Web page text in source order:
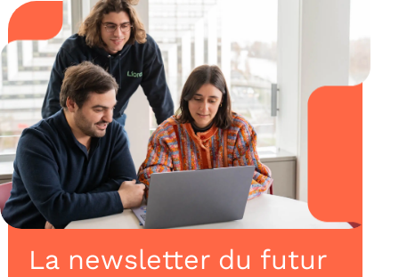
La newsletter du futur